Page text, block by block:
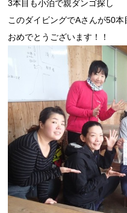
3本目も小泊で親ダンゴ探し
このダイビングでAさんが50本
おめでとうございます！！